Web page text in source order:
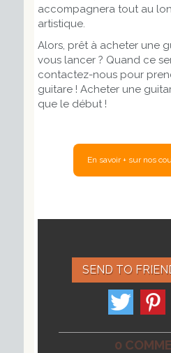
accompagnera tout au
artistique.
Alors, prêt à acheter une
vous lancer ? Quand ce
contactez-nous pour
guitare ! Acheter une
que le début !
SEND TO
0